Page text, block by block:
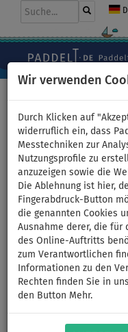
Wir verwenden
Durch Klicken auf
widerruflich ein, dass
Messtechniken zur
Nutzungsprofile zu
anzuzeigen sowie die
Die Ablehnung ist hier,
Fingerabdruck-Button
die genannten Cookies
Ausnahme derer, die für
des Online-Auftritts
zum Verantwortlichen
Informationen zu den
Rechten finden Sie in
den Button Mehr.
SUP
2026 -
Paddle
Kajak-Set
PADDEL
INKL.
120 kg
KAJAK SITZ
OPTION
Previous